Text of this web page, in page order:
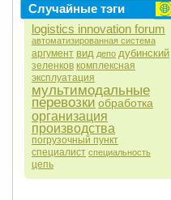
Случайные тэги
logistics innovation forum
автоматизированная система
аргумент вид депо дубинский
зеленков комплексная
эксплуатация
мультимодальные
перевозкиобработка
организация
производства
погрузочный пункт
специалист специальность
цепь